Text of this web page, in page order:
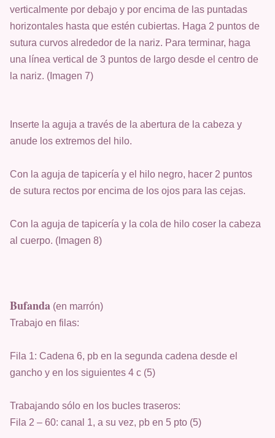
verticalmente por debajo y por encima de las puntadas
horizontales hasta que estén cubiertas. Haga 2 puntos de
sutura curvos alrededor de la nariz. Para terminar, haga
una línea vertical de 3 puntos de largo desde el centro de
la nariz. (Imagen 7)
Inserte la aguja a través de la abertura de la cabeza y
anude los extremos del hilo.
Con la aguja de tapicería y el hilo negro, hacer 2 puntos
de sutura rectos por encima de los ojos para las cejas.
Con la aguja de tapicería y la cola de hilo coser la cabeza
al cuerpo. (Imagen 8)
Bufanda (en marrón)
Trabajo en filas:
Fila 1: Cadena 6, pb en la segunda cadena desde el
gancho y en los siguientes 4 c (5)
Trabajando sólo en los bucles traseros:
Fila 2 – 60: canal 1, a su vez, pb en 5 pto (5)